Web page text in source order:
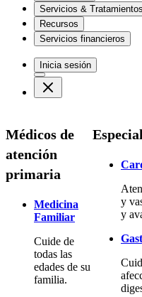
Servicios & Tratamientos
Recursos
Servicios financieros
Inicia sesión
Médicos de
atención
primaria
Medicina
Familiar
Cuide de
todas las
edades de su
familia.
y
y